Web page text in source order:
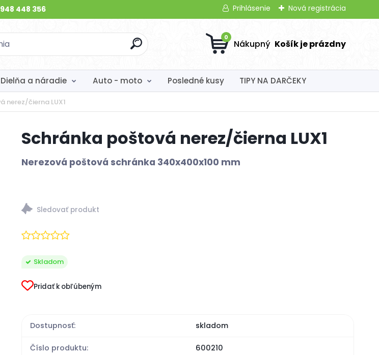
948 448 356 Prihlásenie Nová registrácia
0
Dielňa a náradie Auto - moto Posledné kusy TIPY NA DARČEKY
nerez/čierna LUX1
Schránka poštová nerez/čierna LUX1
Nerezová poštová schránka 340x400x100 mm
Skladom
Pridať k obľúbeným
Dostupnosť: skladom
Číslo produktu: 600210